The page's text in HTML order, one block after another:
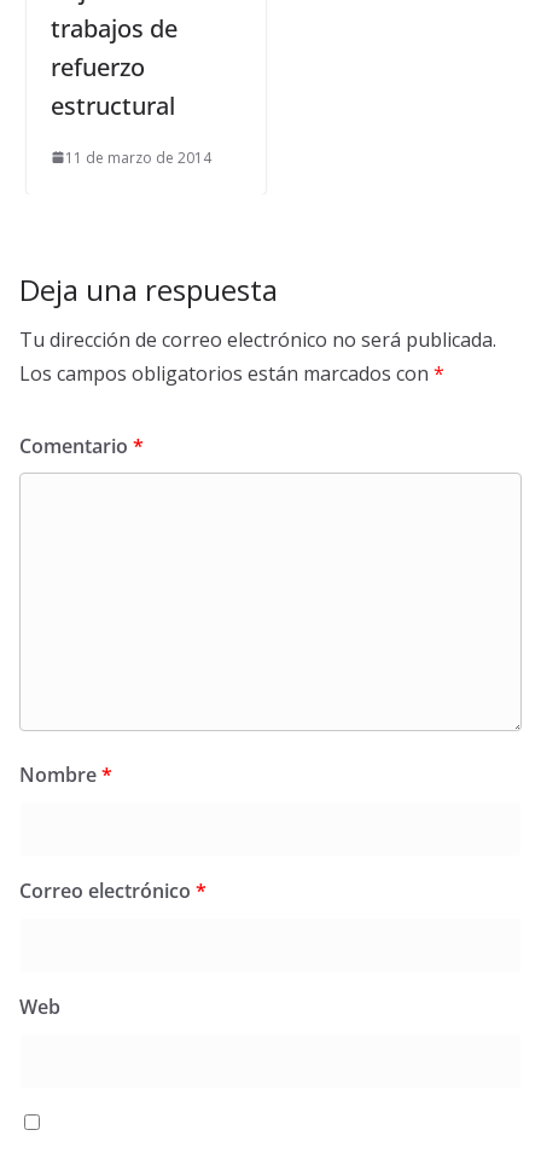
trabajos de
refuerzo
estructural
11 de marzo de 2014
Deja una respuesta
Tu dirección de correo electrónico no será publicada.
Los campos obligatorios están marcados con *
Comentario *
Nombre*
Correo electrónico *
Web